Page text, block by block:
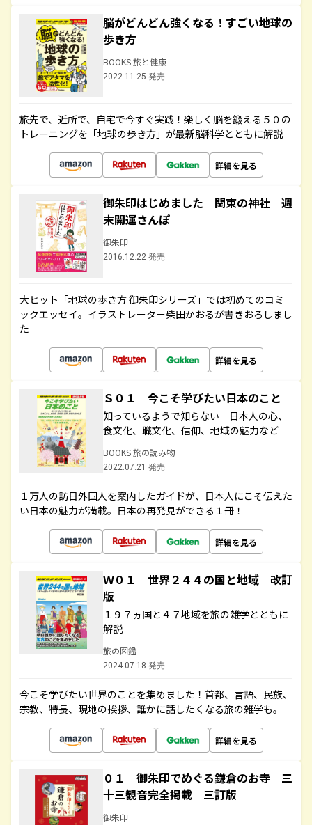
脳がどんどん強くなる！すごい地球の
歩き方
BOOKS 旅と健康
2022.11.25 発売
旅先で、近所で、自宅で今すぐ実践！楽しく脳を鍛える５０の
トレーニングを「地球の歩き方」が最新脳科学とともに解説
詳細を見る
御朱印はじめました 関東の神社 週
末開運さんぽ
御朱印
2016.12.22 発売
大ヒット「地球の歩き方 御朱印シリーズ」では初めてのコミ
ックエッセイ。イラストレーター柴田かおるが書きおろしまし
た
詳細を見る
Ｓ０１ 今こそ学びたい日本のこと
知っているようで知らない 日本人の心、
食文化、職文化、信仰、地域の魅力など
BOOKS 旅の読み物
2022.07.21 発売
１万人の訪日外国人を案内したガイドが、日本人にこそ伝えた
い日本の魅力が満載。日本の再発見ができる１冊！
詳細を見る
Ｗ０１ 世界２４４の国と地域 改訂
版
１９７ヵ国と４７地域を旅の雑学とともに
解説
旅の図鑑
2024.07.18 発売
今こそ学びたい世界のことを集めました！首都、言語、民族、
宗教、特長、現地の挨拶、誰かに話したくなる旅の雑学も。
詳細を見る
０１ 御朱印でめぐる鎌倉のお寺 三
十三観音完全掲載 三訂版
御朱印